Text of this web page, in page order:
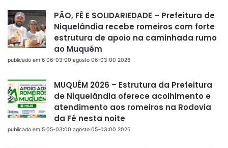
PÃO, FÉ E SOLIDARIEDADE – Prefeitura de
Niquelândia recebe romeiros com forte
estrutura de apoio na caminhada rumo
ao Muquém
publicado em 6 06-03:00 agosto 06-03:00 2026
MUQUÉM 2026 – Estrutura da Prefeitura
de Niquelândia oferece acolhimento e
atendimento aos romeiros na Rodovia
da Fé nesta noite
publicado em 5 05-03:00 agosto 05-03:00 2026